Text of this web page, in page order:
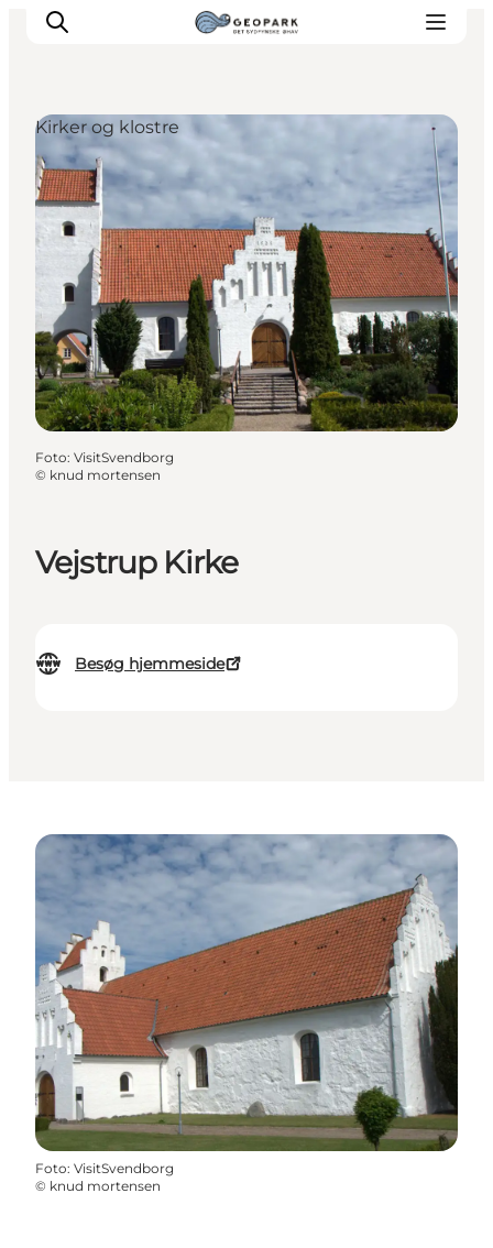
Vejstrup Kirke
Besøg hjemmeside
Kirker og klostre
Foto: VisitSvendborg
© knud mortensen
Foto: VisitSvendborg
© knud mortensen